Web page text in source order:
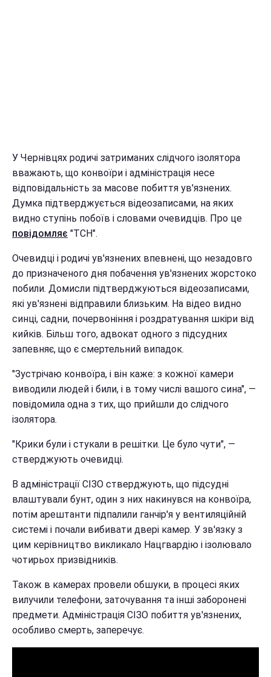
У Чернівцях родичі затриманих слідчого ізолятора
вважають, що конвоїри і адміністрація несе
відповідальність за масове побиття ув'язнених.
Думка підтверджується відеозаписами, на яких
видно ступінь побоїв і словами очевидців. Про це
повідомляє "ТСН".
Очевидці і родичі ув'язнених впевнені, що незадовго
до призначеного дня побачення ув'язнених жорстоко
побили. Домисли підтверджуються відеозаписами,
які ув'язнені відправили близьким. На відео видно
синці, садни, почервоніння і роздратування шкіри від
кийків. Більш того, адвокат одного з підсудних
запевняє, що є смертельний випадок.
"Зустрічаю конвоїра, і він каже: з кожної камери
виводили людей і били, і в тому числі вашого сина", —
повідомила одна з тих, що прийшли до слідчого
ізолятора.
"Крики були і стукали в решітки. Це було чути", —
стверджують очевидці.
В адміністрації СІЗО стверджують, що підсудні
влаштували бунт, один з них накинувся на конвоїра,
потім арештанти підпалили ганчір'я у вентиляційній
системі і почали вибивати двері камер. У зв'язку з
цим керівництво викликало Нацгвардію і ізолювало
чотирьох призвідників.
Також в камерах провели обшуки, в процесі яких
вилучили телефони, заточування та інші заборонені
предмети. Адміністрація СІЗО побиття ув'язнених,
особливо смерть, заперечує.